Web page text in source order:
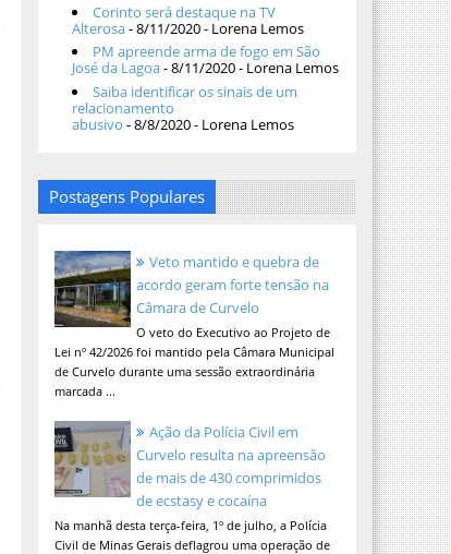
Corinto será destaque na TV
Alterosa- 8/11/2020- Lorena Lemos
PM apreende arma de fogo em São
José da Lagoa- 8/11/2020- Lorena Lemos
Saiba identificar os sinais de um
relacionamento
abusivo - 8/8/2020- Lorena Lemos
Postagens Populares
Veto mantido e quebra de
acordo geram forte tensão na
Câmara de Curvelo
O veto do Executivo ao Projeto de
Lei nº 42/2026 foi mantido pela Câmara Municipal
de Curvelo durante uma sessão extraordinária
marcada ...
Ação da Polícia Civil em
Curvelo resulta na apreensão
de mais de 430 comprimidos
de ecstasy e cocaína
Na manhã desta terça-feira, 1º de julho, a Polícia
Civil de Minas Gerais deflagrou uma operação de